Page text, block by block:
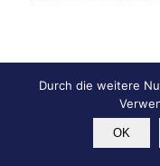
© Copyright - KG Die
Durch die weitere
OK